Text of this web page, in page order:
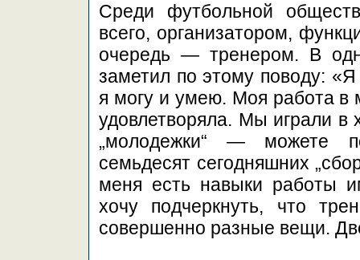
Среди футбольной
всего, организатором,
очередь — тренером. В
заметил по этому поводу:
я могу и умею. Моя работа в
удовлетворяла. Мы играли
„молодежки“ — можете
семьдесят сегодняшних
меня есть навыки работы
хочу подчеркнуть, что
совершенно разные вещи.